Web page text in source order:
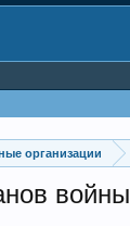
организации
войны